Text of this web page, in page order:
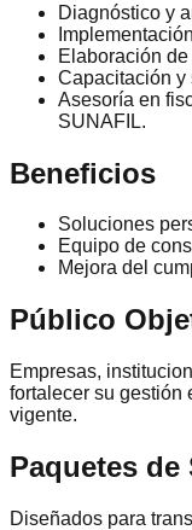
Diagnóstico y
Elaboración
Capacitación y
Asesoría en
SUNAFIL.
Beneficios
Soluciones
Equipo de
Mejora del
Público
Empresas,
fortalecer su gestión
vigente.
Paquetes de
Diseñados para